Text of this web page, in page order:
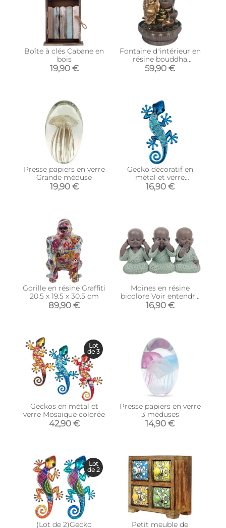
Boîte à clés Cabane en
bois
19,90 €
Fontaine d"intérieur en
résine bouddha
chanceux
59,90 €
Presse papiers en verre
Grande méduse
19,90 €
Gecko décoratif en
métal et verre
Arabesque
16,90 €
Gorille en résine Graffiti
20.5 x 19.5 x 30.5 cm
89,90 €
Moines en résine
bicolore Voir entendre
parler
16,90 €
Geckos en métal et
verre Mosaique colorée
42,90 €
Lot
de 3
Presse papiers en verre
3 méduses
14,90 €
(Lot de 2)Gecko
Lot
de 2
Petit meuble de